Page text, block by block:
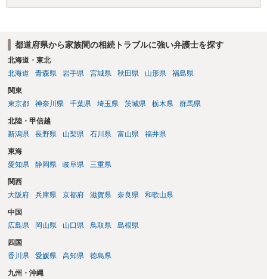
都道府県から家族間の相続トラブルに強い弁護士を探す
北海道・東北
北海道
青森県 岩手県 宮城県 秋田県 山形県 福島県
関東
東京都
神奈川県 千葉県 埼玉県 茨城県 栃木県 群馬県
北陸・甲信越
新潟県
長野県 山梨県 石川県 富山県 福井県
東海
愛知県
静岡県 岐阜県 三重県
関西
大阪府
兵庫県 京都府 滋賀県 奈良県 和歌山県
中国
広島県
岡山県 山口県 鳥取県 島根県
四国
香川県
愛媛県 高知県 徳島県
九州・沖縄